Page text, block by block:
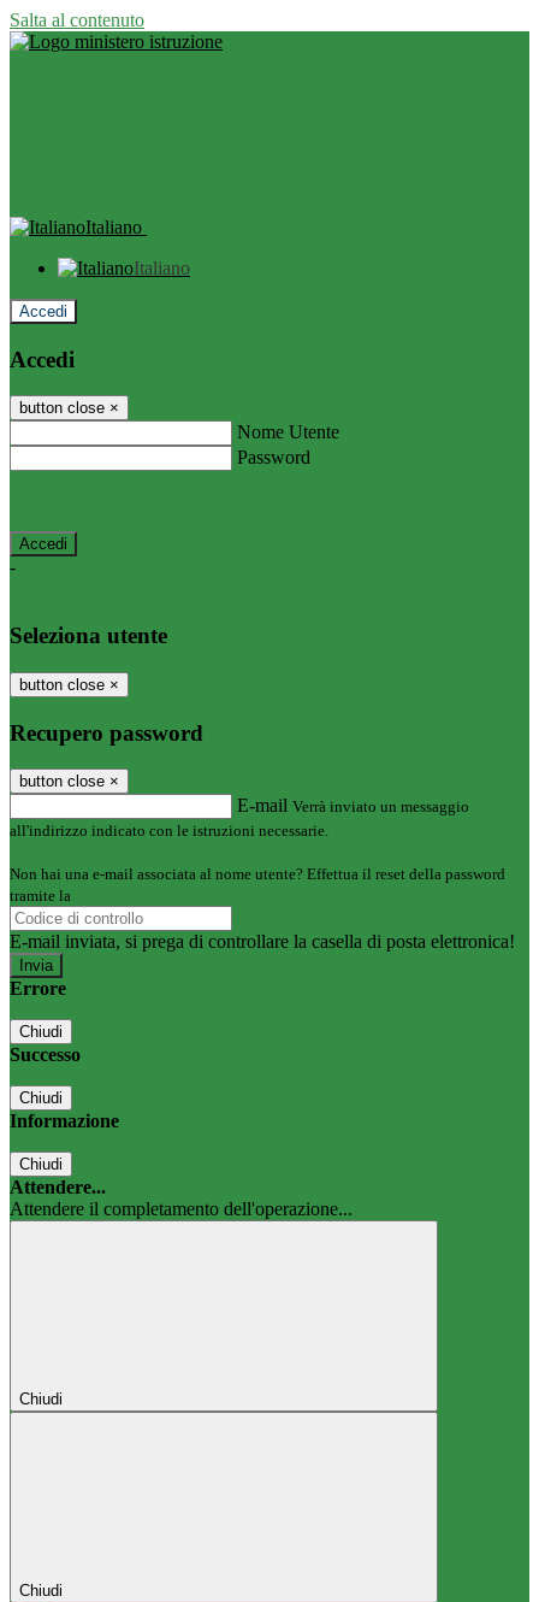
Salta al contenuto
Italiano
Italiano
Accedi
Accedi
button close ×
Nome Utente
Password
-
Seleziona utente
button close ×
Recupero password
button close ×
E-mail Verrà inviato un messaggio
all'indirizzo indicato con le istruzioni necessarie.
Non hai una e-mail associata al nome utente? Effettua il reset della password
tramite la
E-mail inviata, si prega di controllare la casella di posta elettronica!
Errore
Chiudi
Successo
Chiudi
Informazione
Chiudi
Attendere...
Attendere il completamento dell'operazione...
Chiudi
Chiudi